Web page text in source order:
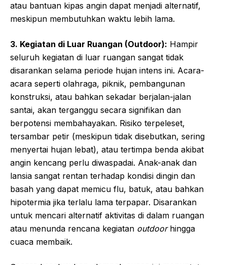
atau bantuan kipas angin dapat menjadi alternatif,
meskipun membutuhkan waktu lebih lama.
3. Kegiatan di Luar Ruangan (Outdoor): Hampir
seluruh kegiatan di luar ruangan sangat tidak
disarankan selama periode hujan intens ini. Acara-
acara seperti olahraga, piknik, pembangunan
konstruksi, atau bahkan sekadar berjalan-jalan
santai, akan terganggu secara signifikan dan
berpotensi membahayakan. Risiko terpeleset,
tersambar petir (meskipun tidak disebutkan, sering
menyertai hujan lebat), atau tertimpa benda akibat
angin kencang perlu diwaspadai. Anak-anak dan
lansia sangat rentan terhadap kondisi dingin dan
basah yang dapat memicu flu, batuk, atau bahkan
hipotermia jika terlalu lama terpapar. Disarankan
untuk mencari alternatif aktivitas di dalam ruangan
atau menunda rencana kegiatan outdoorhingga
cuaca membaik.